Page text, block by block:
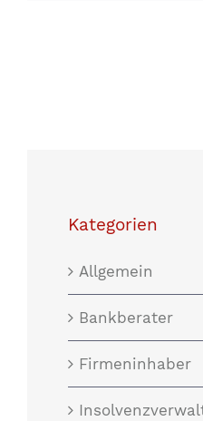
Kategorien
Allgemein
Bankberater
Firmeninhaber